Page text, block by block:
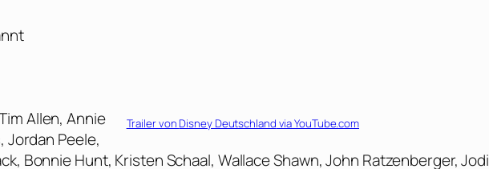
Trailer von Disney Deutschland via YouTube.com
Allen, Annie
Jordan Peele,
Bonnie Hunt, Kristen Schaal, Wallace Shawn, John Ratzenberger, Jodi